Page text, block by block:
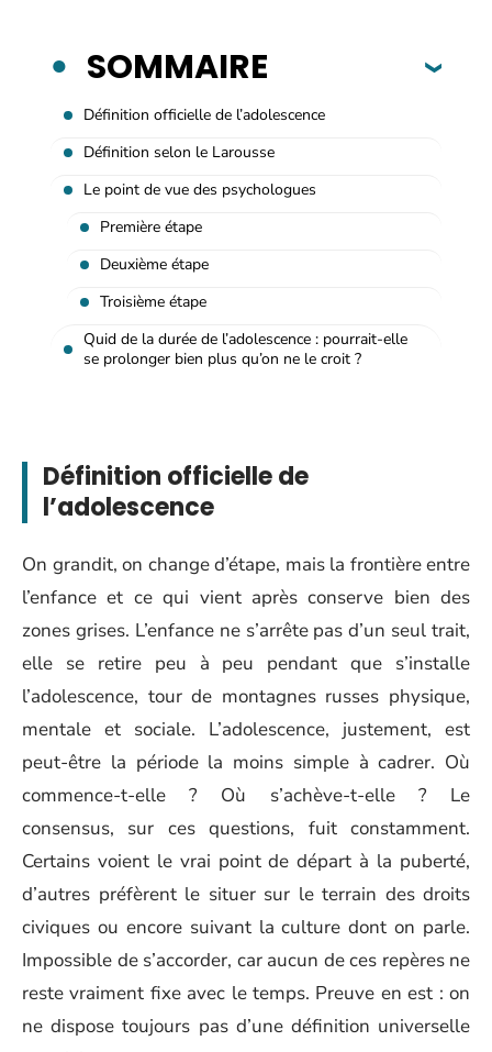
SOMMAIRE
Définition officielle de l’adolescence
Définition selon le Larousse
Le point de vue des psychologues
Première étape
Deuxième étape
Troisième étape
Quid de la durée de l’adolescence : pourrait-elle
se prolonger bien plus qu’on ne le croit ?
Définition officielle de
l’adolescence
On grandit, on change d’étape, mais la frontière entre
l’enfance et ce qui vient après conserve bien des
zones grises. L’enfance ne s’arrête pas d’un seul trait,
elle se retire peu à peu pendant que s’installe
l’adolescence, tour de montagnes russes physique,
mentale et sociale. L’adolescence, justement, est
peut-être la période la moins simple à cadrer. Où
commence-t-elle ? Où s’achève-t-elle ? Le
consensus, sur ces questions, fuit constamment.
Certains voient le vrai point de départ à la puberté,
d’autres préfèrent le situer sur le terrain des droits
civiques ou encore suivant la culture dont on parle.
Impossible de s’accorder, car aucun de ces repères ne
reste vraiment fixe avec le temps. Preuve en est : on
ne dispose toujours pas d’une définition universelle